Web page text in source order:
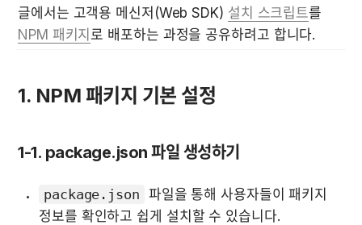
글에서는 고객용 메신저(Web SDK) 설치 스크립트
NPM 패키지 로 배포하는 과정을 공유하려고 합니다.
1. NPM 패키지 기본 설정
1-1. package.json 파일 생성하기
package.json 파일을 통해 사용자들이 패키지
정보를 확인하고 쉽게 설치할 수 있습니다.